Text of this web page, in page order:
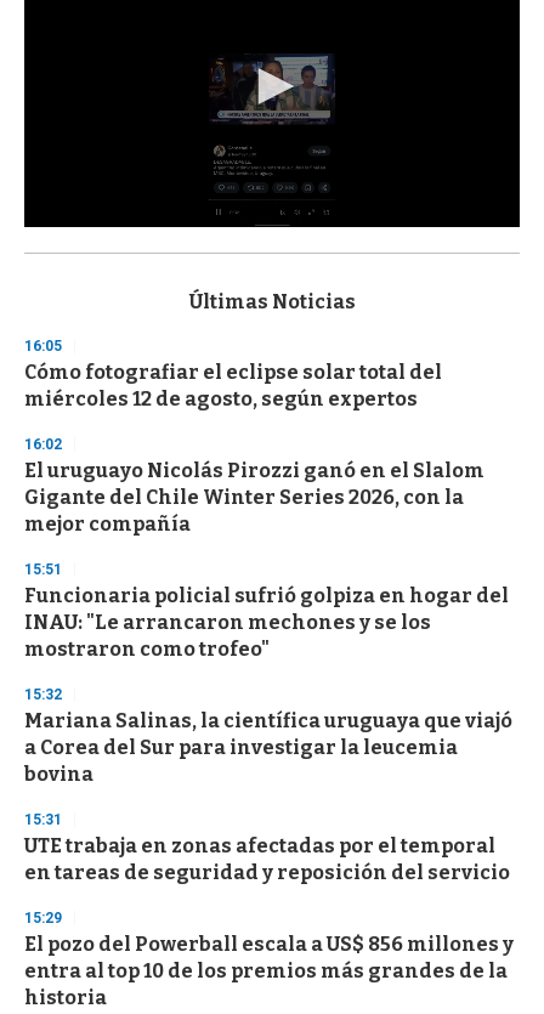
s
d
s
o
f
3
s
e
c
o
d
s
Últimas Noticias
16:05
Cómo fotografiar el eclipse solar total del
miércoles 12 de agosto, según expertos
16:02
El uruguayo Nicolás Pirozzi ganó en el Slalom
Gigante del Chile Winter Series 2026, con la
mejor compañía
15:51
Funcionaria policial sufrió golpiza en hogar del
INAU: "Le arrancaron mechones y se los
mostraron como trofeo"
15:32
Mariana Salinas, la científica uruguaya que viajó
a Corea del Sur para investigar la leucemia
bovina
15:31
UTE trabaja en zonas afectadas por el temporal
en tareas de seguridad y reposición del servicio
15:29
El pozo del Powerball escala a US$ 856 millones y
entra al top 10 de los premios más grandes de la
historia